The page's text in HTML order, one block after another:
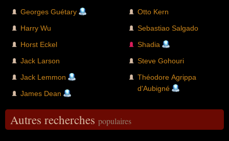
Georges Guétary
Harry Wu
Horst Eckel
Jack Larson
Jack Lemmon
James Dean
Otto Kern
Sebastiao Salgado
Shadia
Steve Gohouri
Théodore Agrippa
d'Aubigné
Autres recherches populaires